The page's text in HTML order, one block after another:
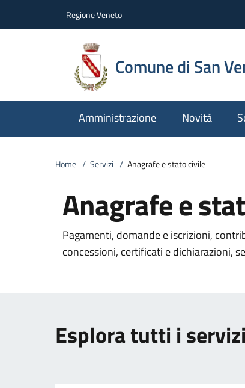
Regione Veneto
Comune di San
Amministrazione Novità
Home / Servizi / Anagrafe e stato civile
Anagrafe e
Pagamenti, domande e iscrizioni,
concessioni, certificati e dichiarazioni,
Esplora tutti i